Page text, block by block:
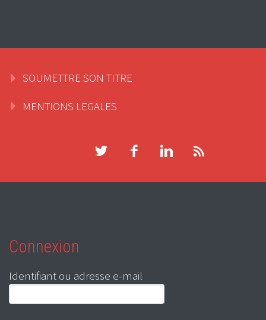
SOUMETTRE SON TITRE
MENTIONS LEGALES
Connexion
Identifiant ou adresse e-mail